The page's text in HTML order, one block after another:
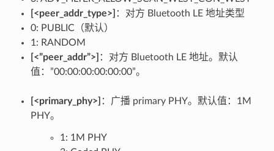
[<peer_addr_type>] ：对方 Bluetooth LE 地址类型
0: PUBLIC（默认）
1: RANDOM
[<”peer_addr”>] ：对方 Bluetooth LE 地址。默认
值：”00:00:00:00:00:00”。
[<primary_phy>] ：广播 primary PHY。默认值：1M
PHY。
1: 1M PHY